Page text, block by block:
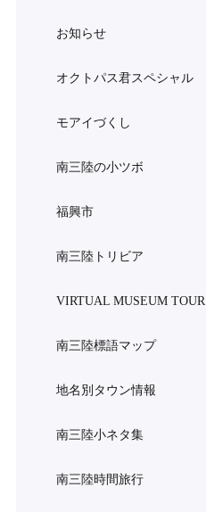
お知らせ
オクトパス君スペシャル
モアイづくし
南三陸の小ツボ
福興市
南三陸トリビア
VIRTUAL MUSEUM TOUR
南三陸標語マップ
地名別タウン情報
南三陸小ネタ集
南三陸時間旅行